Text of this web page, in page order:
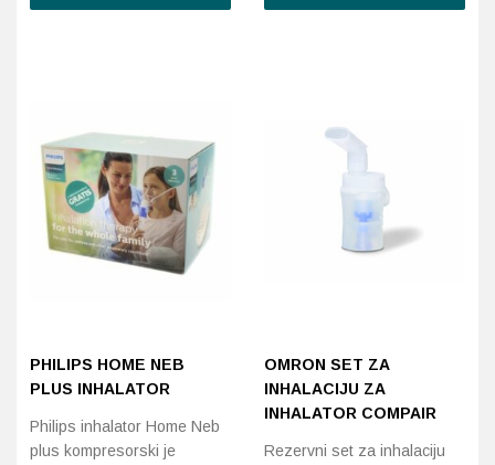
PHILIPS HOME NEB
PLUS INHALATOR
Philips inhalator Home Neb
plus kompresorski je
OMRON SET ZA
INHALACIJU ZA
INHALATOR COMPAIR
Rezervni set za inhalaciju